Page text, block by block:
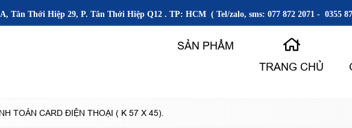
Tân Thới Hiệp 29, P. Tân Thới Hiệp Q12 . TP: HCM ( Tel/zalo, sms: 077 872 2071 - 0355
SẢN PHẨM
TRANG CHỦ
TOÁN CARD ĐIỆN THOẠI ( K 57 X 45).